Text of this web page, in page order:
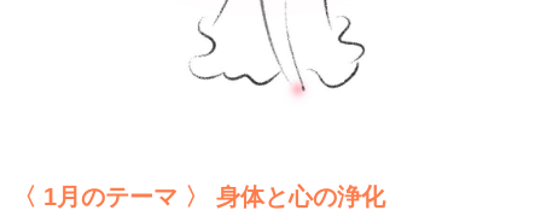
〈 1月のテーマ 〉 身体と心の浄化